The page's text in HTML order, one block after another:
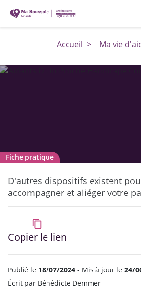
Accueil > Ma vie
faire après le dossier
Fiche pratique
D'autres dispositifs existent
accompagner et alléger votre
content_copy
Copier le lien
Publié le 18/07/2024 - Mis à jour le 24/
Écrit par Bénédicte Demmer